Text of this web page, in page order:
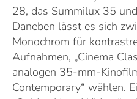
28, das Summilux 35
Daneben lässt es sich
Monochrom für
Aufnahmen, „Cinema
analogen 35-mm-
Contemporary“ wählen.